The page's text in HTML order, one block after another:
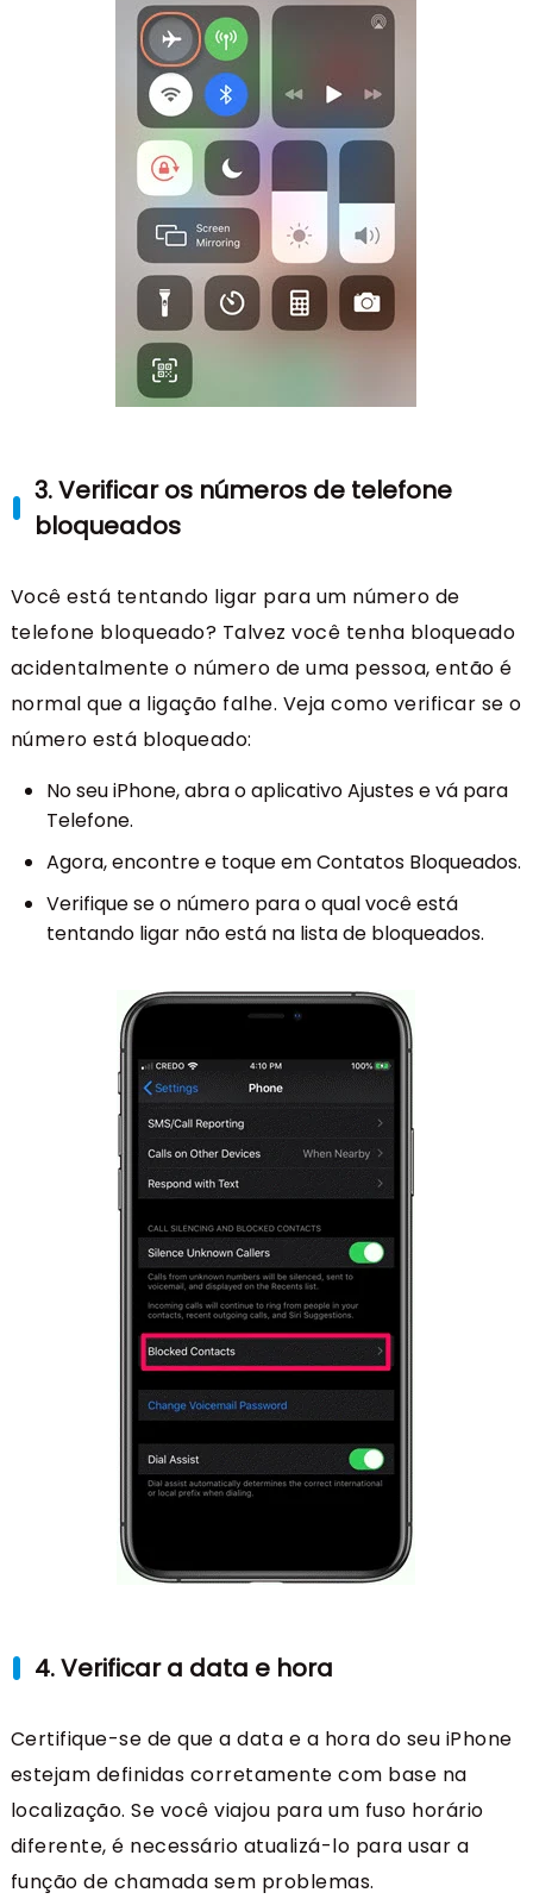
3. Verificar os números de telefone
bloqueados
Você está tentando ligar para um número de
telefone bloqueado? Talvez você tenha bloqueado
acidentalmente o número de uma pessoa, então é
normal que a ligação falhe. Veja como verificar se o
número está bloqueado:
No seu iPhone, abra o aplicativo Ajustes e vá para
Telefone.
Agora, encontre e toque em Contatos Bloqueados.
Verifique se o número para o qual você está
tentando ligar não está na lista de bloqueados.
4. Verificar a data e hora
Certifique-se de que a data e a hora do seu iPhone
estejam definidas corretamente com base na
localização. Se você viajou para um fuso horário
diferente, é necessário atualizá-lo para usar a
função de chamada sem problemas.